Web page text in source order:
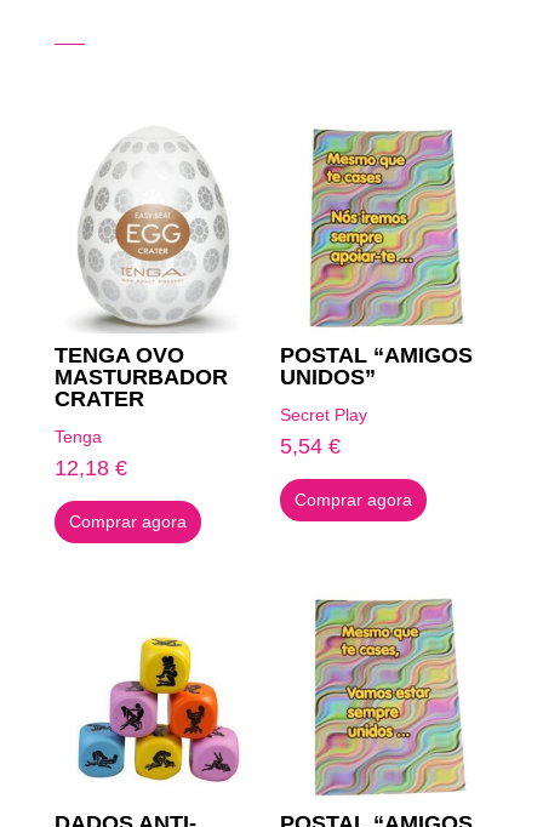
TENGA OVO
MASTURBADOR
CRATER
Tenga
12,18 €
Comprar agora
POSTAL “AMIGOS
UNIDOS”
Secret Play
5,54€
Comprar agora